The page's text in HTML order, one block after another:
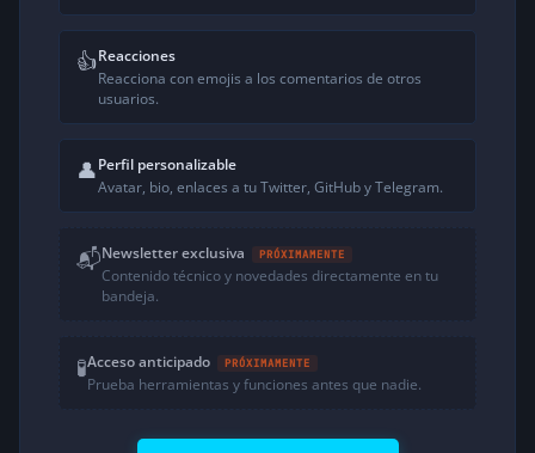
👍Reacciones
Reacciona con emojis a los comentarios de otros
usuarios.
👤Perfil personalizable
Avatar, bio, enlaces a tu Twitter, GitHub y Telegram.
📬Newsletter exclusiva PRÓXIMAMENTE
Contenido técnico y novedades directamente en tu
bandeja.
🧪Acceso anticipado PRÓXIMAMENTE
Prueba herramientas y funciones antes que nadie.